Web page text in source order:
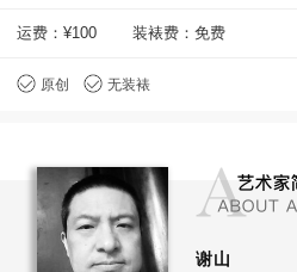
运费： ¥100 装裱费：免费
原创 无装裱
谢山